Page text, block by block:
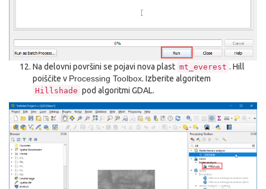
Na delovni površini se pojavi nova plast mt_everest . Hill
poiščite v Processing Toolbox. Izberite algoritem
Hillshade pod algoritmi GDAL.